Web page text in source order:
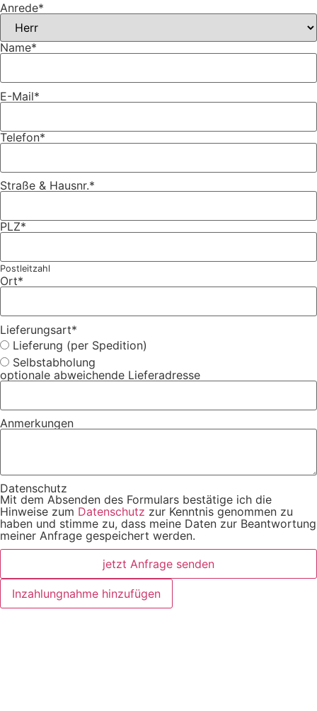
Anrede*
Name*
E-Mail*
Telefon*
Straße & Hausnr.*
PLZ*
Postleitzahl
Ort*
Lieferungsart*
Lieferung (per Spedition)
Selbstabholung
optionale abweichende Lieferadresse
Anmerkungen
Datenschutz
Mit dem Absenden des Formulars bestätige ich die
Hinweise zum Datenschutz zur Kenntnis genommen zu
haben und stimme zu, dass meine Daten zur Beantwortung
meiner Anfrage gespeichert werden.
jetzt Anfrage senden
Inzahlungnahme hinzufügen